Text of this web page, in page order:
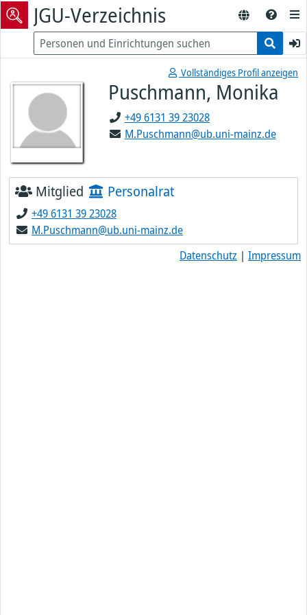
JGU-Verzeichnis
Vollständiges Profil anzeigen
Puschmann, Monika
+49 6131 39 23028
M.Puschmann@ub.uni-mainz.de
Mitglied Personalrat
+49 6131 39 23028
M.Puschmann@ub.uni-mainz.de
Datenschutz | Impressum